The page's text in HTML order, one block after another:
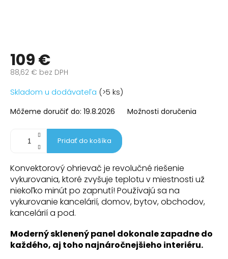
109 €
88,62 € bez DPH
Jednotková
cena:
Skladom u dodávateľa (>5 ks)
Môžeme doručiť do: 19.8.2026 Možnosti doručenia
Pridať do košíka
Konvektorový ohrievač je revolučné riešenie
vykurovania, ktoré zvyšuje teplotu v miestnosti už
niekoľko minút po zapnutí! Používajú sa na
vykurovanie kancelárií, domov, bytov, obchodov,
kancelárií a pod.
Moderný sklenený panel dokonale zapadne do
každého, aj toho najnáročnejšieho interiéru.